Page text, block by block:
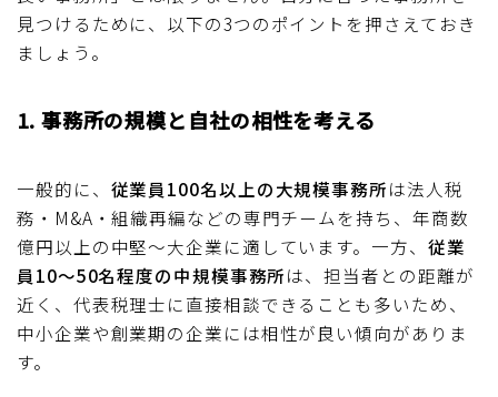
見つけるために、以下の3つのポイントを押さえておき
ましょう。
1. 事務所の規模と自社の相性を考える
一般的に、 従業員100名以上の大規模事務所は法人税
務・M&A・組織再編などの専門チームを持ち、年商数
億円以上の中堅〜大企業に適しています。一方、 従業
員10〜50名程度の中規模事務所は、担当者との距離が
近く、代表税理士に直接相談できることも多いため、
中小企業や創業期の企業には相性が良い傾向がありま
す。